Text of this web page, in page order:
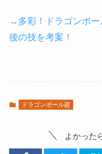
→多彩！ドラゴンボ
後の技を考案！
ドラゴンボール超
よかった